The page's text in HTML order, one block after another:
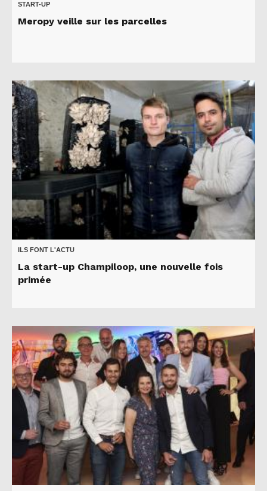
START-UP
Meropy veille sur les parcelles
ILS FONT L'ACTU
La start-up Champiloop, une nouvelle fois
primée